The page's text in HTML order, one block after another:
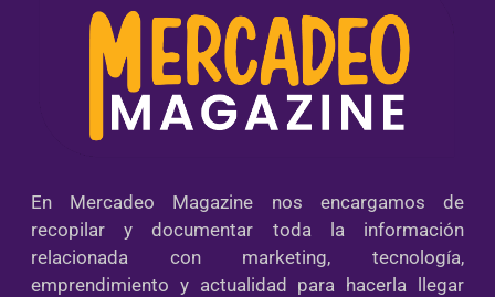
En Mercadeo Magazine nos encargamos de
recopilar y documentar toda la información
relacionada con marketing, tecnología,
emprendimiento y actualidad para hacerla llegar